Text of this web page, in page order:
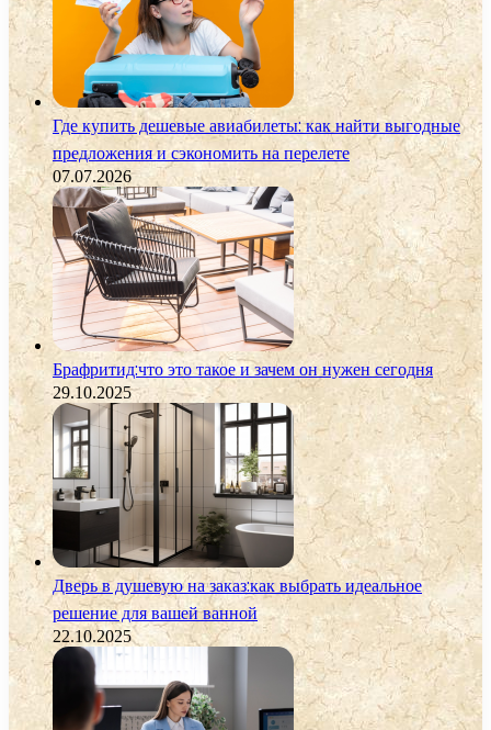
Где купить дешевые авиабилеты: как найти выгодные
предложения и сэкономить на перелете
07.07.2026
Брафритид:что это такое и зачем он нужен сегодня
29.10.2025
Дверь в душевую на заказ:как выбрать идеальное
решение для вашей ванной
22.10.2025